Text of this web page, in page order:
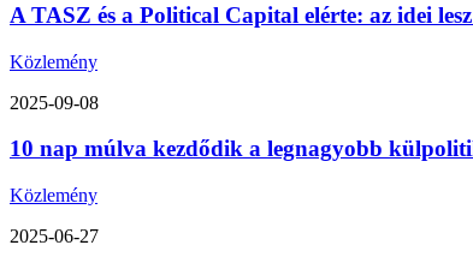
A TASZ és a Political Capital elérte: az idei
Közlemény
2025-09-08
10 nap múlva kezdődik a legnagyobb
Közlemény
2025-06-27